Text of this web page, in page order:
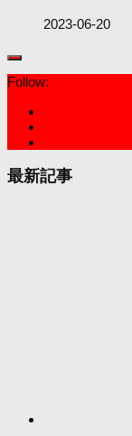
2023-06-20
Follow:
最新記事